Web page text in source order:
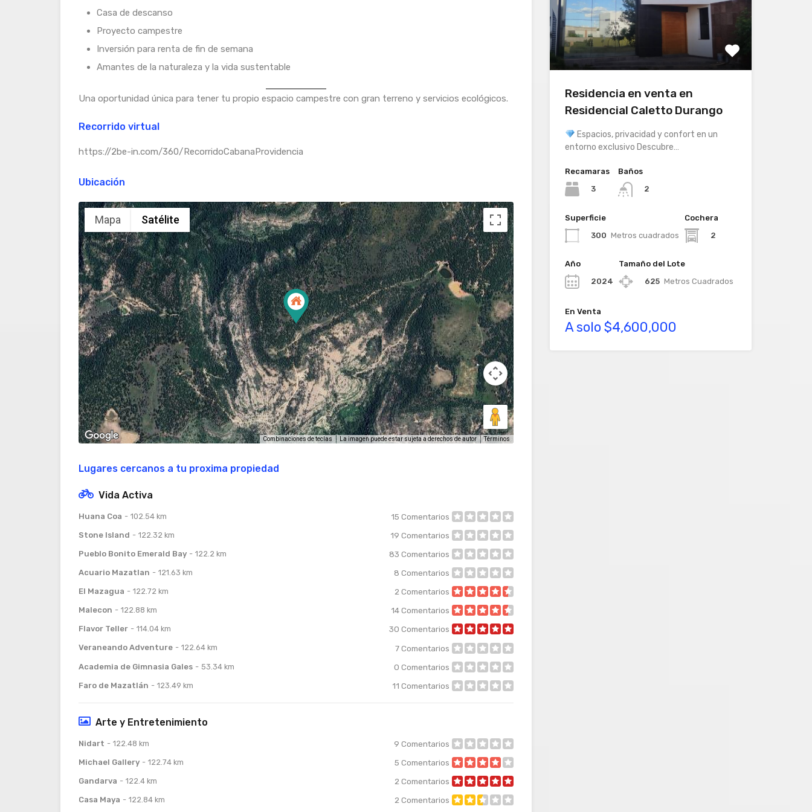
Casa de descanso
Proyecto campestre
Inversión para renta de fin de semana
Amantes de la naturaleza y la vida sustentable
Una oportunidad única para tener tu propio espacio campestre con gran terreno y servicios ecológicos.
Recorrido virtual
https://2be-in.com/360/RecorridoCabanaProvidencia
Ubicación
Mapa Satélite
Combinaciones de teclas La imagen puede estar sujeta a derechos de autor Términos
Lugares cercanos a tu proxima propiedad
Vida Activa
Huana Coa 102.54 km 15 Comentarios
Stone Island 122.32 km 19 Comentarios
Pueblo Bonito Emerald Bay 122.2 km 83 Comentarios
Acuario Mazatlan 121.63 km 8 Comentarios
El Mazagua 122.72 km 2Comentarios
Malecon 122.88 km 14Comentarios
Flavor Teller 114.04 km 30 Comentarios
Veraneando Adventure 122.64 km 7Comentarios
Academia de Gimnasia Gales 53.34 km 0 Comentarios
Faro de Mazatlán 123.49 km 11 Comentarios
Arte y Entretenimiento
Nidart 122.48 km 9 Comentarios
Michael Gallery 122.74 km 5 Comentarios
Gandarva 122.4 km 2 Comentarios
Casa Maya 122.84 km 2 Comentarios
Residencia en venta en
Residencial Caletto Durango
Espacios, privacidad y confort en un
entorno exclusivo Descubre…
Recamaras
3
Baños
2
Superficie
300 Metros cuadrados
Cochera
2
Año
2024
Tamaño del Lote
625 Metros Cuadrados
En Venta
A solo $4,600,000